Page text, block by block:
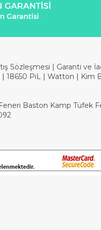
Sözleşmesi | Garanti ve
| 18650 PiL| Watton | Kim
Baston Kamp Tüfek